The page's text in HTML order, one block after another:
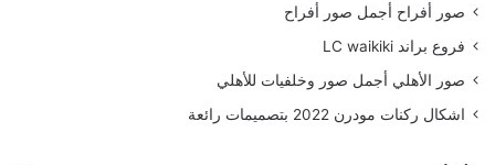
صور أفراح أجمل صور أفراح
فروع براند LC waikiki
صور الأهلي أجمل صور وخلفيات للأهلي
اشكال ركنات مودرن 2022 بتصميمات رائعة